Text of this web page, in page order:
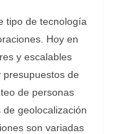
tipo de tecnología
Hoy en
y escalables
de
de personas
geolocalización
son variadas